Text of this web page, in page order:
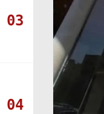
03
04